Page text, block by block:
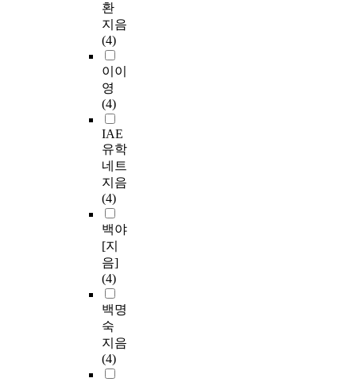
환
지음
(4)
이이
영
(4)
IAE
유학
네트
지음
(4)
백야
[지
음]
(4)
백명
숙
지음
(4)